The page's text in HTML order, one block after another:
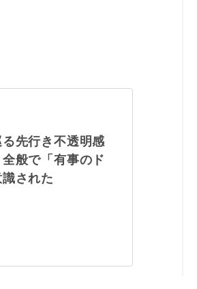
先行き不透明感
般で「有事のド
された